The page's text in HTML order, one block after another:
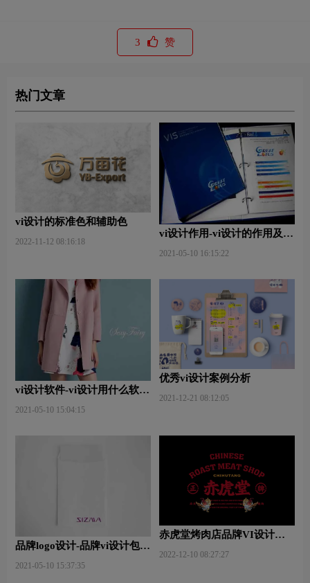
3 赞
热门文章
vi设计的标准色和辅助色
2022-11-12 08:16:18
vi设计作用-vi设计的作用及意
2021-05-10 16:15:22
vi设计软件-vi设计用什么软件
2021-05-10 15:04:15
优秀vi设计案例分析
2021-12-21 08:12:05
品牌logo设计-品牌vi设计包括
2021-05-10 15:37:35
赤虎堂烤肉店品牌VI设计赏
2022-12-10 08:27:27